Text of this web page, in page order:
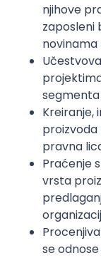
njihove
zaposleni
novinama
segmenta
Kreiranje,
proizvoda
pravna
Praćenje
vrsta
se